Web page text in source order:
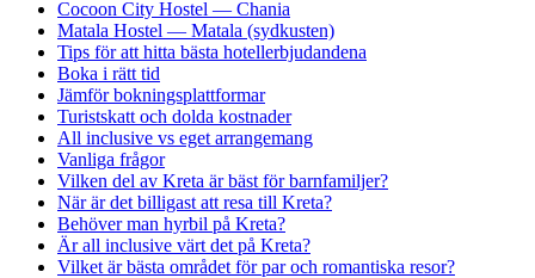
Cocoon City Hostel — Chania
Matala Hostel — Matala (sydkusten)
Tips för att hitta bästa hotellerbjudandena
Boka i rätt tid
Jämför bokningsplattformar
Turistskatt och dolda kostnader
All inclusive vs eget arrangemang
Vanliga frågor
Vilken del av Kreta är bäst för barnfamiljer?
När är det billigast att resa till Kreta?
Behöver man hyrbil på Kreta?
Är all inclusive värt det på Kreta?
Vilket är bästa området för par och romantiska resor?